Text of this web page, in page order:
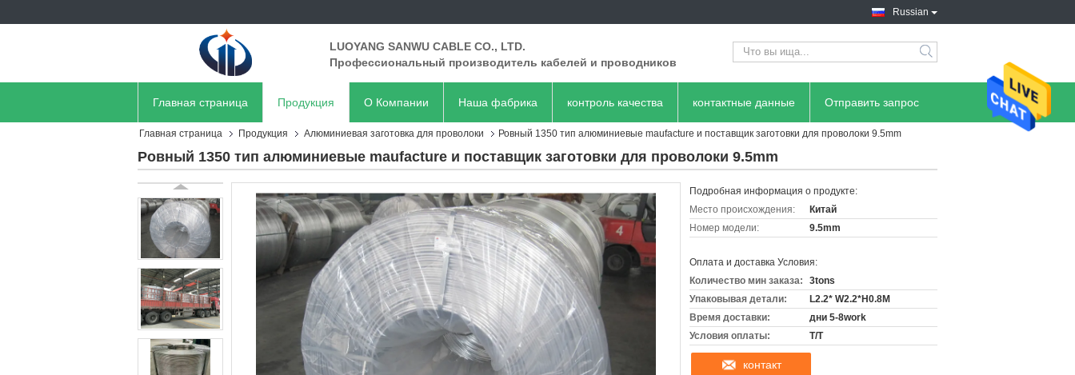
Russian
LUOYANG SANWU CABLE CO., LTD.
Профессиональный производитель кабелей и проводников
Главная страница Продукция О Компании Наша фабрика контроль качества контактные данные Отправить запрос
Главная страница Продукция Алюминиевая заготовка для проволоки Ровный 1350 тип алюминиевые maufacture и поставщик заготовки для проволоки 9.5mm
Ровный 1350 тип алюминиевые maufacture и поставщик заготовки для проволоки 9.5mm
Подробная информация о продукте:
Место происхождения:
Китай
Номер модели:
9.5mm
Оплата и доставка Условия:
Количество мин заказа:
3tons
Упаковывая детали:
L2.2* W2.2*H0.8M
Время доставки:
дни 5-8work
Условия оплаты:
T/T
контакт